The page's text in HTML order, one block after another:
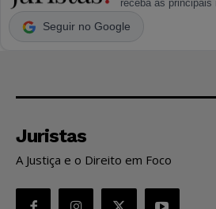
receba as
Seguir no Google
Juristas
A Justiça e o Direito em Foco